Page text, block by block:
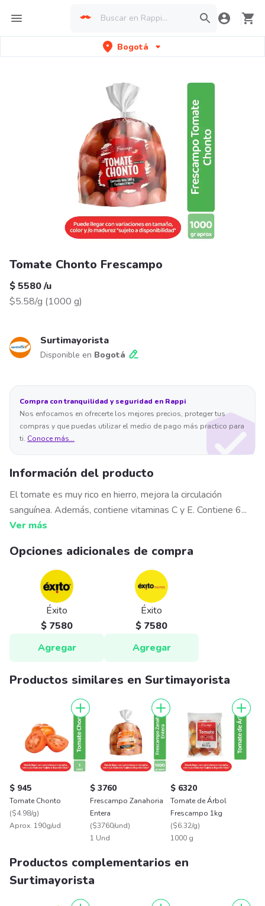
Bogotá
Tomate Chonto Frescampo
$ 5580/u
$5.58/g (1000 g)
Surtimayorista
Disponible en Bogotá
Compra con tranquilidad y seguridad en Rappi
Nos enfocamos en ofrecerte los mejores precios, proteger tus
compras y que puedas utilizar el medio de pago más practico para
ti. Conoce más...
Información del producto
El tomate es muy rico en hierro, mejora la circulación
sanguínea. Además, contiene vitaminas C y E. Contiene 6...
Ver más
Opciones adicionales de compra
Éxito
$ 7580
Agregar
Éxito
$ 7580
Agregar
Productos similares en Surtimayorista
$ 945
Tomate Chonto
($4.98/g)
Aprox. 190g/ud
$ 3760
Frescampo Zanahoria
Entera
($3760/und)
1 Und
$ 6320
Tomate de Árbol
Frescampo 1kg
($6.32/g)
1000 g
Productos complementarios en
Surtimayorista